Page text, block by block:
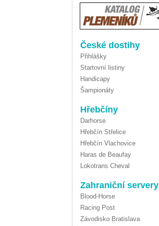
České dostihy
Přihlášky
Startovní listiny
Handicapy
Šampionáty
Hřebčíny
Darhorse
Hřebčín Střelice
Hřebčín Vlachovice
Haras de Beaufay
Lokotrans Cheval
Zahraniční servery
Blood-Horse
Racing Post
Závodisko Bratislava